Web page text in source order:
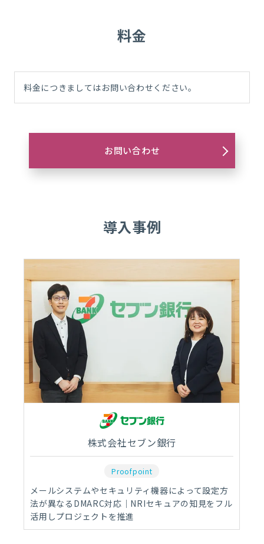
料金
料金につきましてはお問い合わせください。
お問い合わせ
導入事例
株式会社セブン銀行
Proofpoint
メールシステムやセキュリティ機器によって設定方
法が異なるDMARC対応｜NRIセキュアの知見をフル
活用しプロジェクトを推進